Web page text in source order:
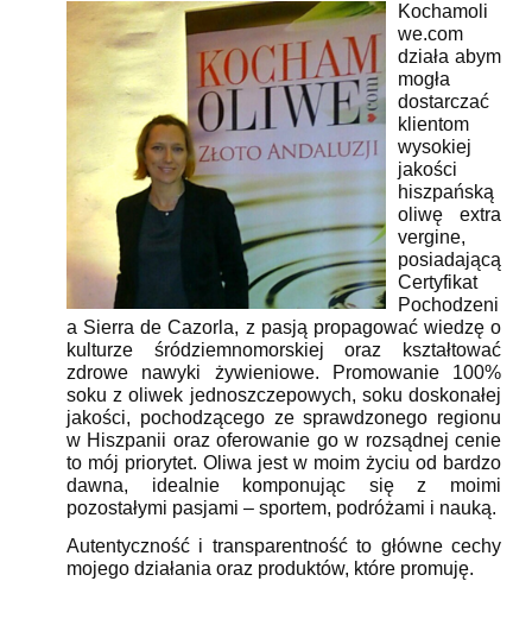
Kochamoli
we.com
działa abym
mogła
dostarczać
klientom
wysokiej
jakości
hiszpańską
oliwę extra
vergine,
posiadającą
Certyfikat
Pochodzeni
a Sierra de Cazorla, z pasją propagować wiedzę o
kulturze śródziemnomorskiej oraz kształtować
zdrowe nawyki żywieniowe. Promowanie 100%
soku z oliwek jednoszczepowych, soku doskonałej
jakości, pochodzącego ze sprawdzonego regionu
w Hiszpanii oraz oferowanie go w rozsądnej cenie
to mój priorytet. Oliwa jest w moim życiu od bardzo
dawna, idealnie komponując się z moimi
pozostałymi pasjami – sportem, podróżami i nauką.
Autentyczność i transparentność to główne cechy
mojego działania oraz produktów, które promuję.